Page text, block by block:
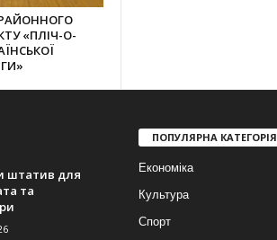
«ПЛІЧ-О-
штатив для
та
ПОПУЛЯРНА КАТЕГОРІЯ
Економіка
Культура
Спорт